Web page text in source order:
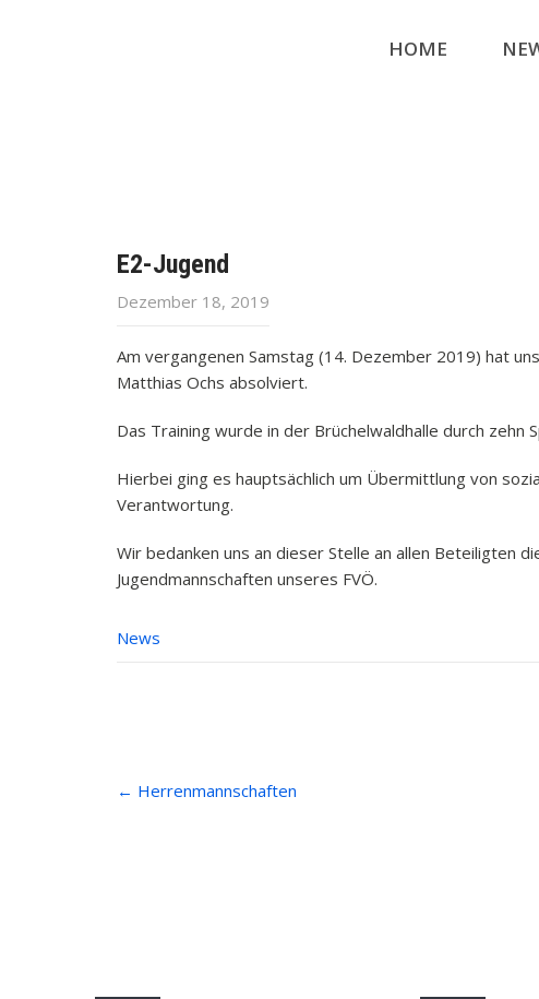
HOME
E2-Jugend
Dezember 18, 2019
Am vergangenen Samstag (14. Dezember 2019) hat
Matthias Ochs absolviert.
Das Training wurde in der Brüchelwaldhalle durch
Hierbei ging es hauptsächlich um Übermittlung von
Verantwortung.
Wir bedanken uns an dieser Stelle an allen Beteiligten
Jugendmannschaften unseres FVÖ.
News
navigation
← Herrenmannschaften